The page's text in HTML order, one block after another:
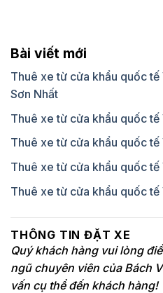
Bài viết mới
Thuê xe từ cửa khẩu quốc tế
Sơn Nhất
Thuê xe từ cửa khẩu quốc
Thuê xe từ cửa khẩu quốc
Thuê xe từ cửa khẩu quốc
Thuê xe từ cửa khẩu quốc
THÔNG TIN ĐẶT XE
Quý khách hàng vui lòng
ngũ chuyên viên của Bách
vấn cụ thể đến khách hàng!